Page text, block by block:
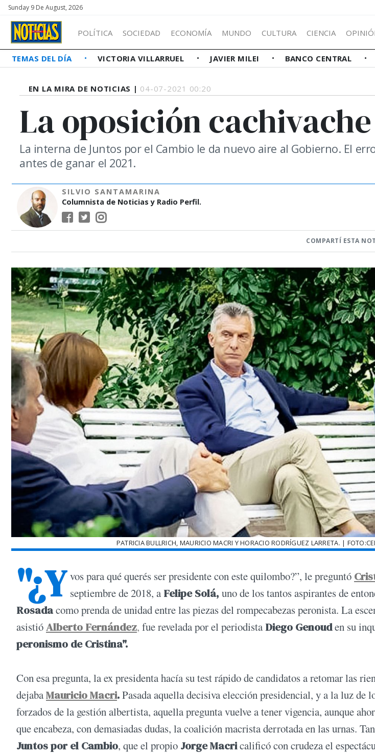
Sunday 9 De August, 2026
POLÍTICA SOCIEDAD ECONOMÍA MUNDO CULTURA CIENCIA
TEMAS DEL DÍA VICTORIA VILLARRUEL JAVIER MILEI BANCO CENTRAL
EN LA MIRA DE NOTICIAS | 04-07-2021 00:20
La oposición cachivache
La interna de Juntos por el Cambio le da nuevo aire al Gobierno. El
antes de ganar el 2021.
SILVIO SANTAMARINA
Columnista de Noticias y Radio Perfil.
COMPARTÍ ESTA
PATRICIA BULLRICH, MAURICIO MACRI Y HORACIO RODRÍGUEZ LARRETA. |
"¿Y vos para qué querés ser presidente con este quilombo?”, le preguntó
septiembre de 2018, a Felipe Solá, uno de los tantos aspirantes de
Rosadacomo prenda de unidad entre las piezas del rompecabezas peronista. La
asistióAlberto Fernández, fue revelada por el periodista Diego Genouden su
peronismo de Cristina".
Con esa pregunta, la ex presidenta hacía su test rápido de candidatos a retomar las
dejabaMauricio Macri.Pasada aquella decisiva elección presidencial, y a la luz de
forzados de la gestión albertista, aquella pregunta vuelve a tener vigencia, aunque
que encabeza, con demasiadas dudas, la coalición macrista derrotada en las urnas.
Juntos por el Cambio, que el propio Jorge Macricalificó con crudeza el